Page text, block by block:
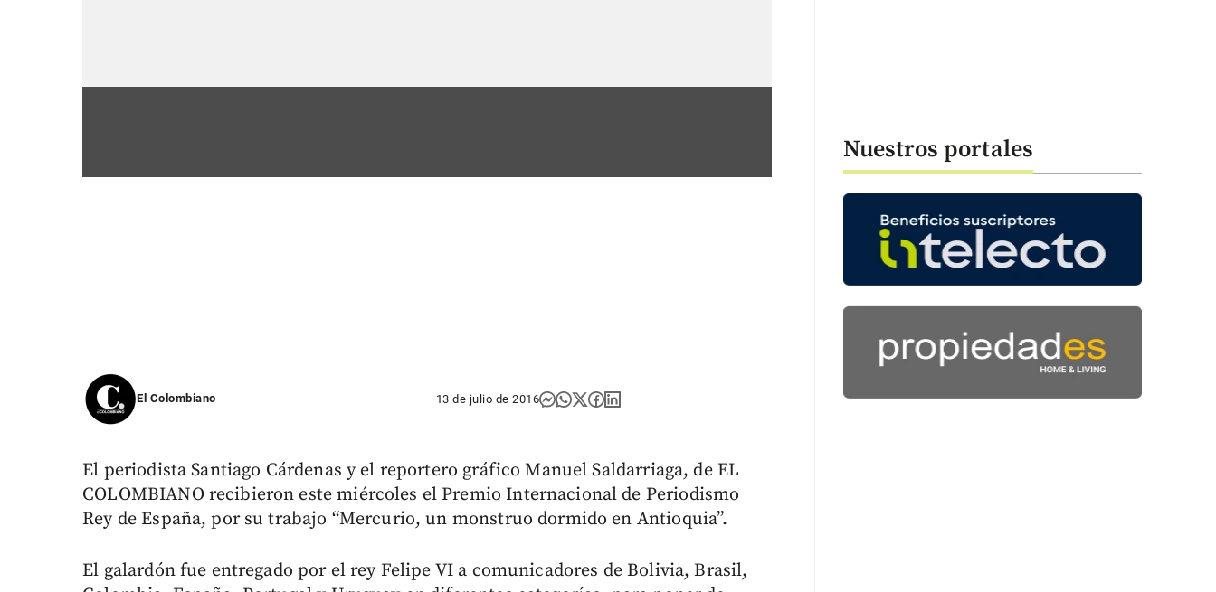
El Colombiano 13 de julio de 2016
El periodista Santiago Cárdenas y el reportero gráfico Manuel Saldarriaga, de EL
COLOMBIANO recibieron este miércoles el Premio Internacional de Periodismo
Rey de España, por su trabajo “Mercurio, un monstruo dormido en Antioquia”.
El galardón fue entregado por el rey Felipe VI a comunicadores de Bolivia, Brasil,
Nuestros portales